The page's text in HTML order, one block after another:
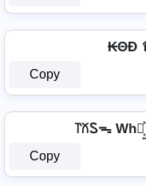
₭ΘĐ
Copy
꓅꒽Ꮪᯓ
Copy